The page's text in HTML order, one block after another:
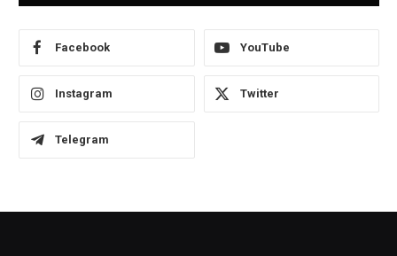
Facebook YouTube
Instagram Twitter
Telegram